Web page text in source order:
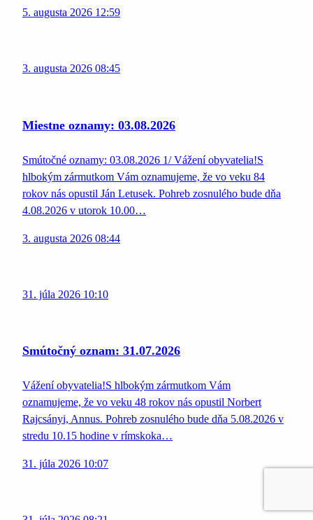
5. augusta 2026 12:59
3. augusta 2026 08:45
Miestne oznamy: 03.08.2026
Smútočné oznamy: 03.08.2026 1/ Vážení obyvatelia!S
hlbokým zármutkom Vám oznamujeme, že vo veku 84
rokov nás opustil Ján Letusek. Pohreb zosnulého bude dňa
4.08.2026 v utorok 10.00…
3. augusta 2026 08:44
31. júla 2026 10:10
Smútočný oznam: 31.07.2026
Vážení obyvatelia!S hlbokým zármutkom Vám
oznamujeme, že vo veku 48 rokov nás opustil Norbert
Rajcsányi, Annus. Pohreb zosnulého bude dňa 5.08.2026 v
stredu 10.15 hodine v rímskoka…
31. júla 2026 10:07